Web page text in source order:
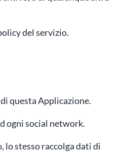
del servizio.
questa Applicazione.
ogni social network.
lo stesso raccolga dati di